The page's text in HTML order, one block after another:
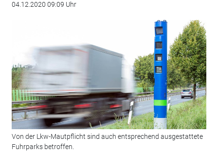
04.12.2020 09:09 Uhr
Von der Lkw-Mautpflicht sind auch entsprechend ausgestattete
Fuhrparks betroffen.